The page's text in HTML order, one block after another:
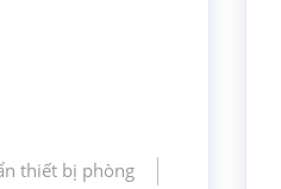
thiết bị phòng